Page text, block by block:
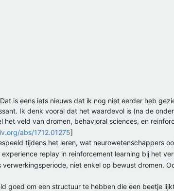
is eens iets nieuws dat ik nog niet eerder heb
Ik denk vooral dat het waardevol is (na de
veld van dromen, behavioral sciences, en
abs/1712.01275]
tijdens het leren, wat neurowetenschappers
replay in reinforcement learning bij het
niet enkel op bewust dromen.
goed om een structuur te hebben die een beetje